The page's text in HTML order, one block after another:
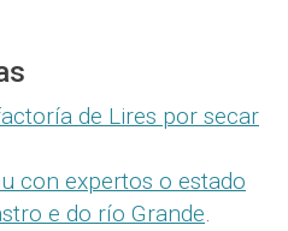
de Lires por secar
con expertos o estado
e do río Grande.